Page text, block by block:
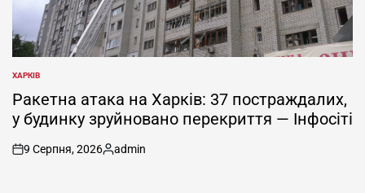
ОПУБЛІКУВАТИ
У
ХАРКІВ
Ракетна атака на Харків: 37 постраждалих,
у будинку зруйновано перекриття — Інфосіті
on
9 Серпня, 2026
Опубліковано
admin